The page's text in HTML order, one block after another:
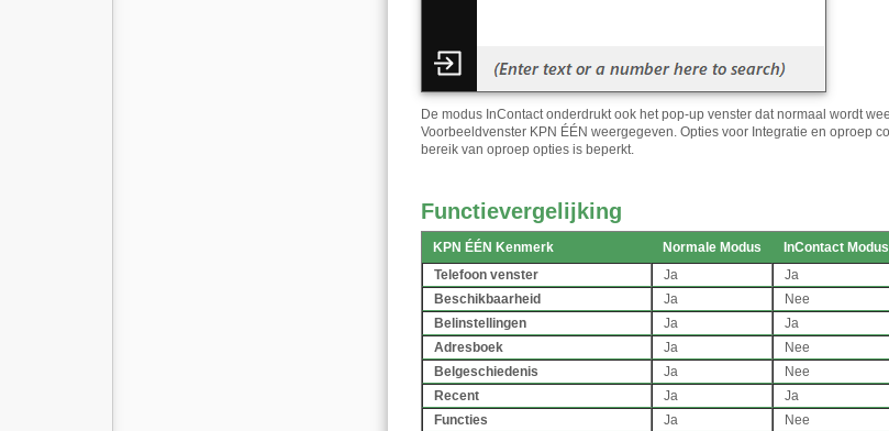
De modus InContact onderdrukt ook het pop-up venster dat normaal wordt
Voorbeeldvenster KPN ÉÉN weergegeven. Opties voor Integratie en oproep
bereik van oproep opties is beperkt.
Functievergelijking
KPN ÉÉN Kenmerk Normale Modus
InContact Modus
Telefoon venster
Ja
Ja
Beschikbaarheid
Ja
Nee
Belinstellingen
Ja
Ja
Adresboek
Ja
Nee
Belgeschiedenis
Ja
Nee
Recent
Ja
Ja
Functies
Ja
Nee